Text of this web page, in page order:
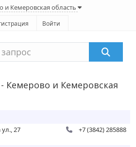
и Кемеровская область
Войти
Кемерово и Кемеровская
27
+7 (3842) 285888